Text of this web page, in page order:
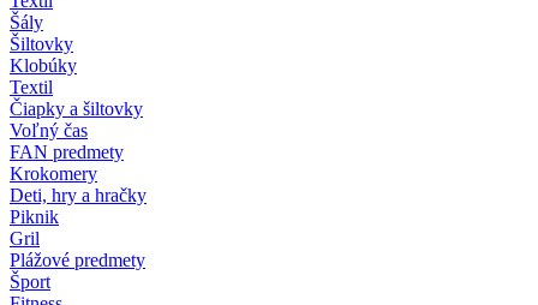
Šály
Šiltovky
Klobúky
Textil
Čiapky a šiltovky
Voľný čas
FAN predmety
Krokomery
Deti, hry a hračky
Piknik
Gril
Plážové predmety
Šport